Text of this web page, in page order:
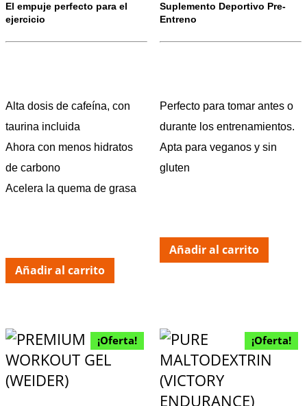
El empuje perfecto para el
ejercicio
Alta dosis de cafeína, con
taurina incluida
Ahora con menos hidratos
de carbono
Acelera la quema de grasa
Añadir al carrito
Suplemento Deportivo Pre-
Entreno
Perfecto para tomar antes o
durante los entrenamientos.
Apta para veganos y sin
gluten
Añadir al carrito
¡Oferta! ¡Oferta!